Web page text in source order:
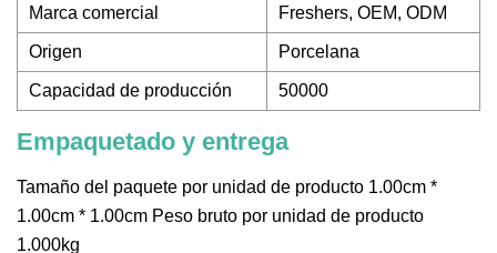
Marca comercial Freshers, OEM, ODM
Origen Porcelana
Capacidad de producción 50000
Empaquetado y entrega
Tamaño del paquete por unidad de producto 1.00cm *
1.00cm * 1.00cm Peso bruto por unidad de producto
1.000kg